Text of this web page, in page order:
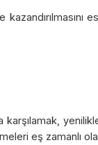
eş zamanlı